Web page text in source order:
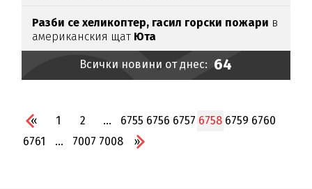
Разби се хеликоптер, гасил горски пожари в
американския щат Юта
Всички новини от днес: 64
« 1 2 ... 6755 6756 6757 6758 6759 6760
6761
... 7007 7008 »